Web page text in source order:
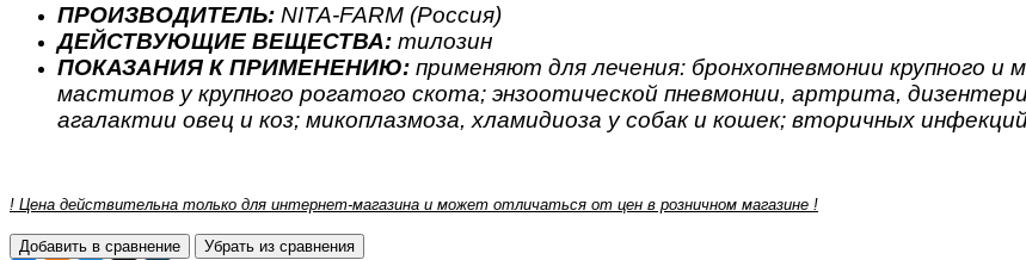
ПРОИЗВОДИТЕЛЬ: NITA-FARM (Россия)
ДЕЙСТВУЮЩИЕ ВЕЩЕСТВА: тилозин
ПОКАЗАНИЯ К ПРИМЕНЕНИЮ: применяют для лечения: бронхопневмонии крупного
маститов у крупного рогатого скота; энзоотической пневмонии, артрита,
агалактии овец и коз; микоплазмоза, хламидиоза у собак и кошек; вторичных
! Цена действительна только для интернет-магазина и может отличаться от цен в розничном магазине !
Добавить в сравнение Убрать из сравнения